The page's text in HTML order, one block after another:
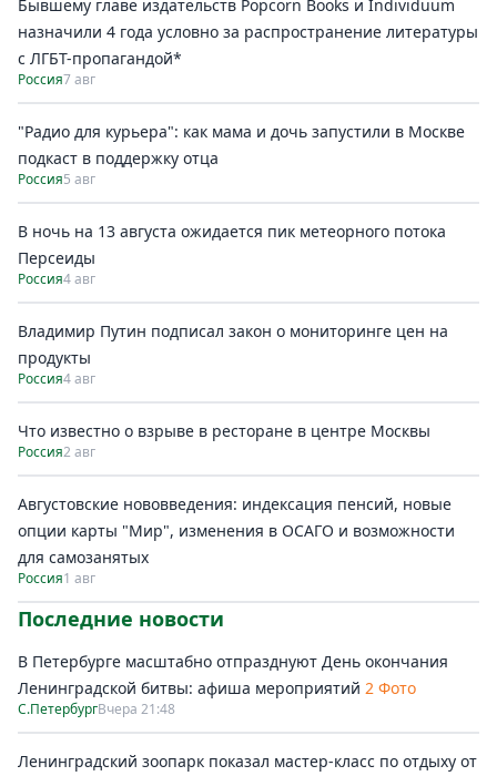
Бывшему главе издательств Popcorn Books и Individuum
назначили 4 года условно за распространение литературы
с ЛГБТ-пропагандой*
Россия7 авг
"Радио для курьера": как мама и дочь запустили в Москве
подкаст в поддержку отца
Россия5 авг
В ночь на 13 августа ожидается пик метеорного потока
Персеиды
Россия4 авг
Владимир Путин подписал закон о мониторинге цен на
продукты
Россия4 авг
Что известно о взрыве в ресторане в центре Москвы
Россия2 авг
Августовские нововведения: индексация пенсий, новые
опции карты "Мир", изменения в ОСАГО и возможности
для самозанятых
Россия1 авг
Последние новости
В Петербурге масштабно отпразднуют День окончания
Ленинградской битвы: афиша мероприятий 2 Фото
С.ПетербургВчера 21:48
Ленинградский зоопарк показал мастер-класс по отдыху от